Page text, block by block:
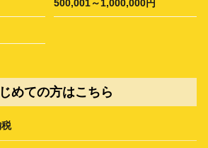
500,001～1,000,000円
めての方はこちら